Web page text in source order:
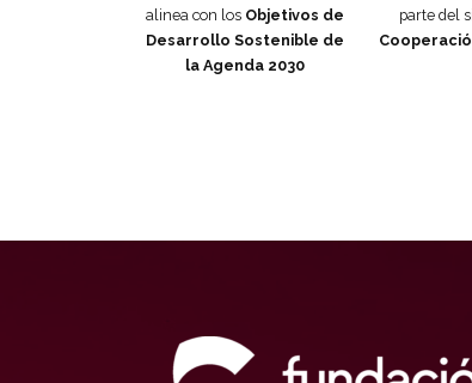
alinea con los Objetivos de
Desarrollo Sostenible de
la Agenda 2030
parte del